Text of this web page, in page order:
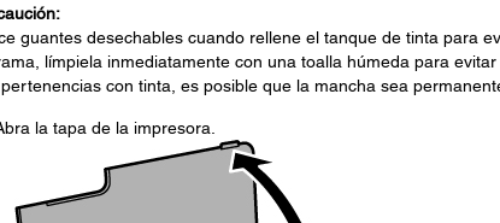
guantes desechables cuando rellene el tanque de tinta para
límpiela inmediatamente con una toalla húmeda para
con tinta, es posible que la mancha sea
la tapa de la impresora.